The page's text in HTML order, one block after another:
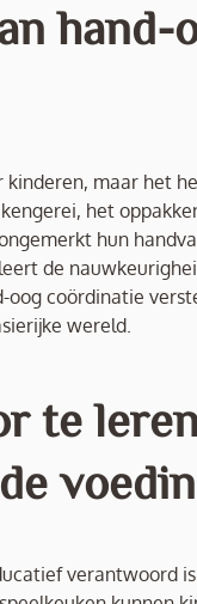
hand-
maar het
het
hun
de
coördinatie
wereld.
te
verantwoord